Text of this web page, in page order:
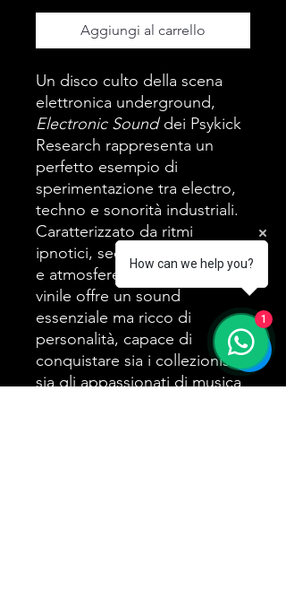
Aggiungi al carrello
Un disco culto della scena
elettronica underground,
Electronic Sounddei Psykick
Research rappresenta un
perfetto esempio di
sperimentazione tra electro,
techno e sonorità industriali.
Caratterizzato da ritmi
ipnotici, sequenze analogiche
e atmosfere futuristiche, il
vinile offre un sound
essenziale ma ricco di
personalità, capace di
conquistare sia i collezionisti
sia gli appassionati di musica
How can we help you?
1